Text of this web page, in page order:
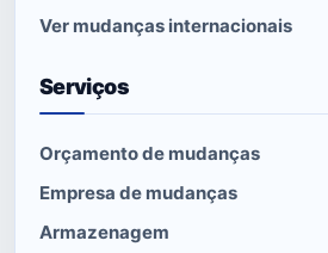
Ver mudanças internacionais
Serviços
Orçamento de mudanças
Empresa de mudanças
Armazenagem